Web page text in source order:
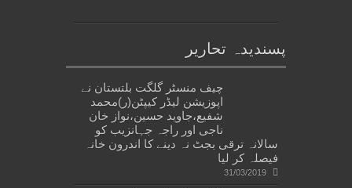
پسندیدہ تحاریر
چیف منسٹر گلگت بلتستان نے
اپوزیشن لیڈر کیپٹن(ر)محمد
شفیع،جاوید حسین،نواز خان
ناجی اور راجہ جہانزیب کو
سالانہ ترقی بجٹ نہ دینے کا اندرون خانہ
فیصلہ کر لیا
31/03/2019